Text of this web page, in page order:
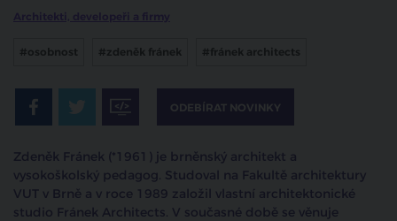
Architekti, developeři a firmy
#osobnost #zdeněk fránek #fránek architects
ODEBÍRAT NOVINKY
Zdeněk Fránek (*1961) je brněnský architekt a
vysokoškolský pedagog. Studoval na Fakultě architektury
VUT v Brně a v roce 1989 založil vlastní architektonické
studio Fránek Architects. V současné době se věnuje